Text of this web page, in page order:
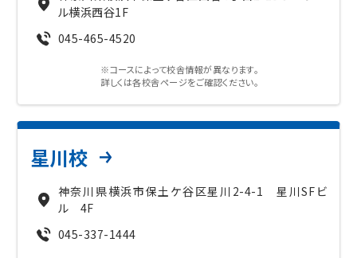
合格実績
湘ゼミとは？
資料請求・無料体験はこちら
ル横浜西谷1F
045-465-4520
※コースによって校舎情報が異なります。
詳しくは各校舎ページをご確認ください。
星川校
神奈川県横浜市保土ケ谷区星川2-4-1 星川SFビ
ル 4F
045-337-1444